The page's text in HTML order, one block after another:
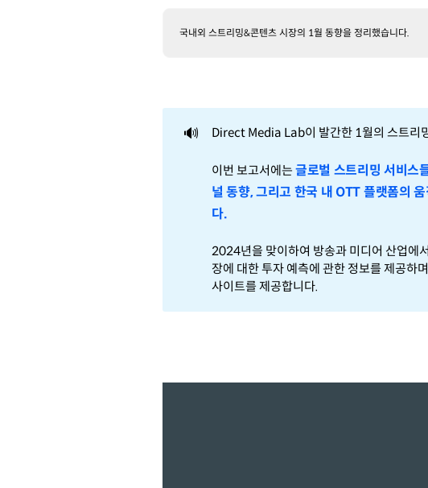
국내외 스트리밍&콘텐츠 시장의 1월 동향을 정리했습니다.
🔊 Direct Media Lab이 발간한 1월의 스트리
이번 보고서에는 글로벌 스트리밍 서비스
널 동향, 그리고 한국 내 OTT 플랫폼의
다.
2024년을 맞이하여 방송과 미디어 산업에
장에 대한 투자 예측에 관한 정보를 제공하
사이트를 제공합니다.